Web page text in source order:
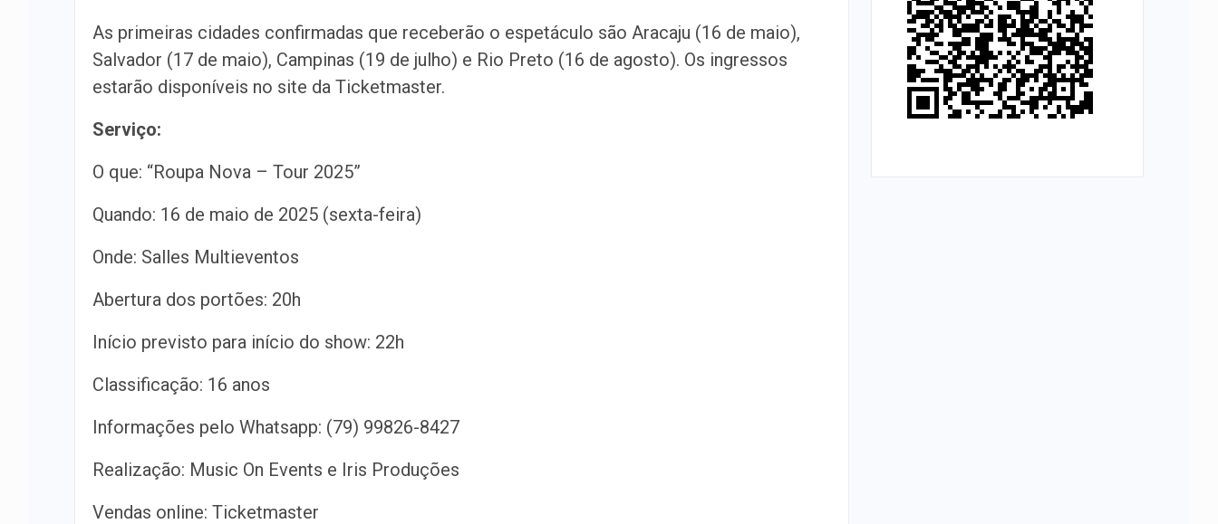
As primeiras cidades confirmadas que receberão o espetáculo são Aracaju (16 de maio),
Salvador (17 de maio), Campinas (19 de julho) e Rio Preto (16 de agosto). Os ingressos
estarão disponíveis no site da Ticketmaster.
Serviço:
O que: “Roupa Nova – Tour 2025”
Quando: 16 de maio de 2025 (sexta-feira)
Onde: Salles Multieventos
Abertura dos portões: 20h
Início previsto para início do show: 22h
Classificação: 16 anos
Informações pelo Whatsapp: (79) 99826-8427
Realização: Music On Events e Iris Produções
Vendas online: Ticketmaster